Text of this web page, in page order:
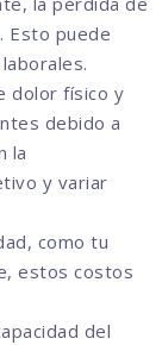
Esto puede
dolor físico y
debido a
la
y variar
como tu
estos costos
del